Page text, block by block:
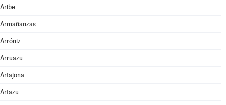
Aribe
Armañanzas
Arróniz
Arruazu
Artajona
Artazu